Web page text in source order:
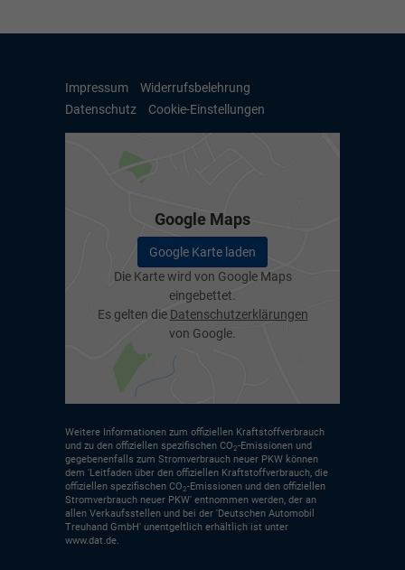
Impressum
Widerrufsbelehrung
Datenschutz
Cookie-Einstellungen
Google Maps
Google Karte laden
Die Karte wird von Google Maps
eingebettet.
Es gelten die Datenschutzerklärungen
von Google.
Weitere Informationen zum offiziellen Kraftstoffverbrauch
und zu den offiziellen spezifischen CO2-Emissionen und
gegebenenfalls zum Stromverbrauch neuer PKW können
dem 'Leitfaden über den offiziellen Kraftstoffverbrauch, die
offiziellen spezifischen CO2-Emissionen und den offiziellen
Stromverbrauch neuer PKW' entnommen werden, der an
allen Verkaufsstellen und bei der 'Deutschen Automobil
Treuhand GmbH' unentgeltlich erhältlich ist unter
www.dat.de.